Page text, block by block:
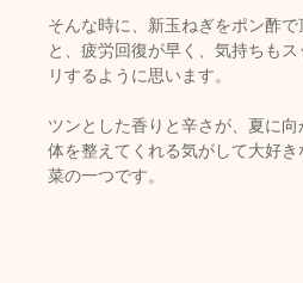
そんな時に、新玉ねぎをポン酢で
と、疲労回復が早く、気持ちもス
リするように思います。
ツンとした香りと辛さが、夏に向
体を整えてくれる気がして大好き
菜の一つです。